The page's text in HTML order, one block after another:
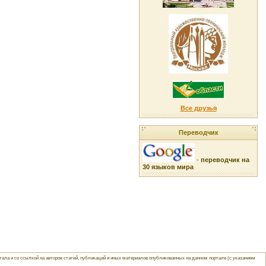
Все друзья
Переводчик
- переводчик на
30 языков мира
и со ссылкой на авторов статей, публикаций и иных материалов опубликованных на данном портале (с указанием